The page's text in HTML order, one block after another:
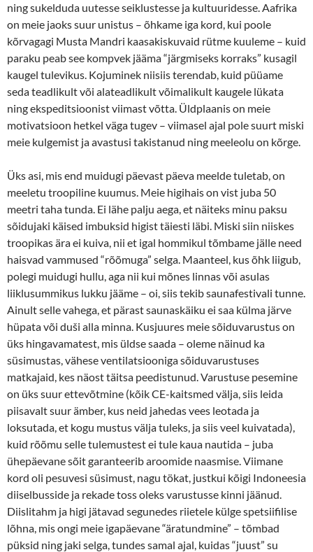
ning sukelduda uutesse seiklustesse ja kultuuridesse. Aafrika
on meie jaoks suur unistus – õhkame iga kord, kui poole
kõrvagagi Musta Mandri kaasakiskuvaid rütme kuuleme – kuid
paraku peab see kompvek jääma “järgmiseks korraks” kusagil
kaugel tulevikus. Kojuminek niisiis terendab, kuid püüame
seda teadlikult või alateadlikult võimalikult kaugele lükata
ning ekspeditsioonist viimast võtta. Üldplaanis on meie
motivatsioon hetkel väga tugev – viimasel ajal pole suurt miski
meie kulgemist ja avastusi takistanud ning meeleolu on kõrge.
Üks asi, mis end muidugi päevast päeva meelde tuletab, on
meeletu troopiline kuumus. Meie higihais on vist juba 50
meetri taha tunda. Ei lähe palju aega, et näiteks minu paksu
sõidujaki käised imbuksid higist täiesti läbi. Miski siin niiskes
troopikas ära ei kuiva, nii et igal hommikul tõmbame jälle need
haisvad vammused “rõõmuga” selga. Maanteel, kus õhk liigub,
polegi muidugi hullu, aga nii kui mõnes linnas või asulas
liiklusummikus lukku jääme – oi, siis tekib saunafestivali tunne.
Ainult selle vahega, et pärast saunaskäiku ei saa külma järve
hüpata või duši alla minna. Kusjuures meie sõiduvarustus on
üks hingavamatest, mis üldse saada – oleme näinud ka
süsimustas, vähese ventilatsiooniga sõiduvarustuses
matkajaid, kes näost täitsa peedistunud. Varustuse pesemine
on üks suur ettevõtmine (kõik CE-kaitsmed välja, siis leida
piisavalt suur ämber, kus neid jahedas vees leotada ja
loksutada, et kogu mustus välja tuleks, ja siis veel kuivatada),
kuid rõõmu selle tulemustest ei tule kaua nautida – juba
ühepäevane sõit garanteerib aroomide naasmise. Viimane
kord oli pesuvesi süsimust, nagu tökat, justkui kõigi Indoneesia
diiselbusside ja rekade toss oleks varustusse kinni jäänud.
Diislitahm ja higi jätavad segunedes riietele külge spetsiifilise
lõhna, mis ongi meie igapäevane “äratundmine” – tõmbad
püksid ning jaki selga, tundes samal ajal, kuidas “juust” su